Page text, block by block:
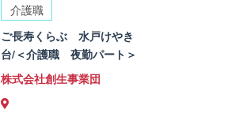
介護職
ご長寿くらぶ 水戸けやき
台/＜介護職 夜勤パート＞
株式会社創生事業団